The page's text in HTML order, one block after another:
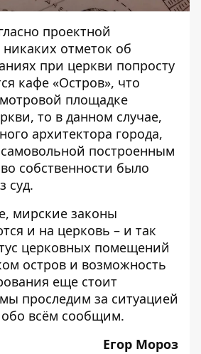
проектной
отметок об
при церкви попросту
кафе «Остров», что
площадке
то в данном случае,
архитектора города,
построенным
собственности было
суд.
мирские законы
и на церковь – и так
церковных помещений
остров и возможность
еще стоит
проследим за ситуацией
обо всём сообщим.
Егор Мороз